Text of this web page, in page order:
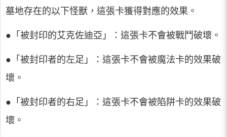
墓地存在的以下怪獸，這張卡獲得對應的效果。
●「被封印的艾克佐迪亞」：這張卡不會被戰鬥破壞。
●「被封印者的左足」：這張卡不會被魔法卡的效果破
壞。
●「被封印者的右足」：這張卡不會被陷阱卡的效果破
壞。